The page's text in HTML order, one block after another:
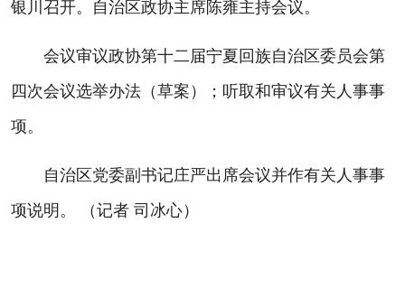
银川召开。自治区政协主席陈雍主持会议。
会议审议政协第十二届宁夏回族自治区委员会第
四次会议选举办法（草案）；听取和审议有关人事事
项。
自治区党委副书记庄严出席会议并作有关人事事
项说明。 （记者 司冰心）